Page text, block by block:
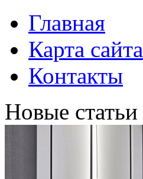
Главная
Карта сайта
Контакты
Новые статьи